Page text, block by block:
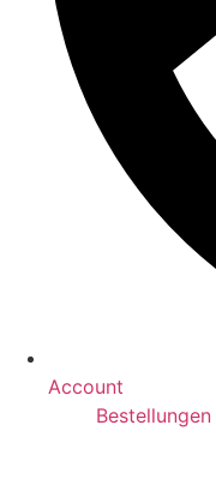
Account
Bestellungen